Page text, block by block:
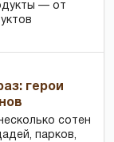
— от
герои
сотен
парков,